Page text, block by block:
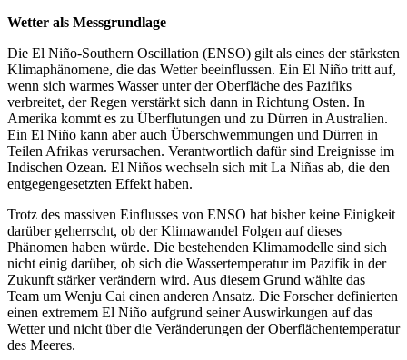
Wetter als Messgrundlage
Die El Niño-Southern Oscillation (ENSO) gilt als eines der stärksten
Klimaphänomene, die das Wetter beeinflussen. Ein El Niño tritt auf,
wenn sich warmes Wasser unter der Oberfläche des Pazifiks
verbreitet, der Regen verstärkt sich dann in Richtung Osten. In
Amerika kommt es zu Überflutungen und zu Dürren in Australien.
Ein El Niño kann aber auch Überschwemmungen und Dürren in
Teilen Afrikas verursachen. Verantwortlich dafür sind Ereignisse im
Indischen Ozean. El Niños wechseln sich mit La Niñas ab, die den
entgegengesetzten Effekt haben.
Trotz des massiven Einflusses von ENSO hat bisher keine Einigkeit
darüber geherrscht, ob der Klimawandel Folgen auf dieses
Phänomen haben würde. Die bestehenden Klimamodelle sind sich
nicht einig darüber, ob sich die Wassertemperatur im Pazifik in der
Zukunft stärker verändern wird. Aus diesem Grund wählte das
Team um Wenju Cai einen anderen Ansatz. Die Forscher definierten
einen extremem El Niño aufgrund seiner Auswirkungen auf das
Wetter und nicht über die Veränderungen der Oberflächentemperatur
des Meeres.